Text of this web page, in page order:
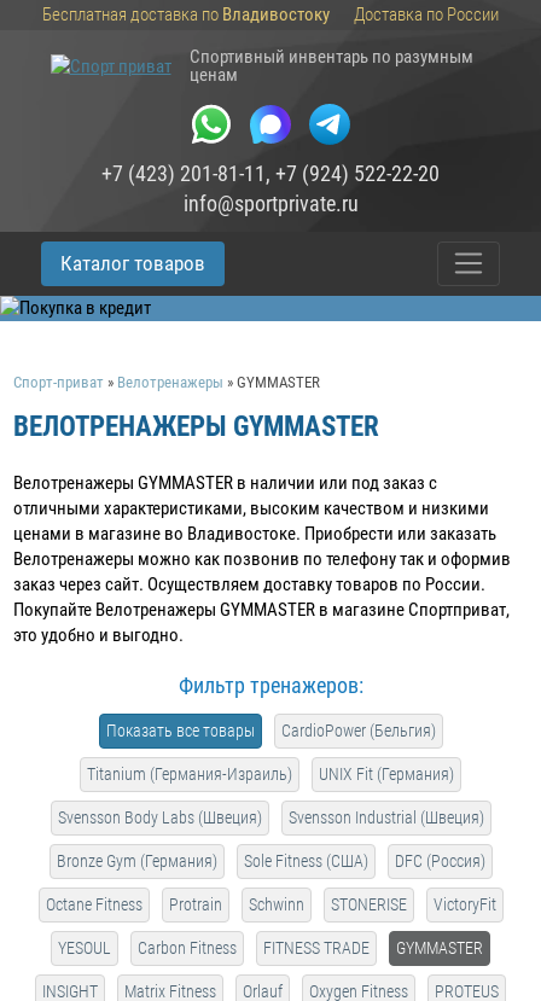
Бесплатная доставка по Владивостоку
Доставка по России
Спортивный инвентарь по разумным
ценам
+7 (423) 201-81-11, +7 (924) 522-22-20
info@sportprivate.ru
Каталог товаров
Спорт-приват » Велотренажеры »GYMMASTER
ВЕЛОТРЕНАЖЕРЫ GYMMASTER
Велотренажеры GYMMASTER в наличии или под заказ c
отличными характеристиками, высоким качеством и низкими
ценами в магазине во Владивостоке. Приобрести или заказать
Велотренажеры можно как позвонив по телефону так и оформив
заказ через сайт. Осуществляем доставку товаров по России.
Покупайте Велотренажеры GYMMASTER в магазине Спортприват,
это удобно и выгодно.
Фильтр тренажеров:
Показать все товары CardioPower (Бельгия)
Titanium (Германия-Израиль) UNIX Fit (Германия)
Svensson Body Labs (Швеция) Svensson Industrial (Швеция)
Bronze Gym (Германия) Sole Fitness (США) DFC (Россия)
Octane Fitness Protrain Schwinn STONERISE VictoryFit
YESOUL Carbon Fitness FITNESS TRADE GYMMASTER
INSIGHT Matrix Fitness Orlauf Oxygen Fitness PROTEUS